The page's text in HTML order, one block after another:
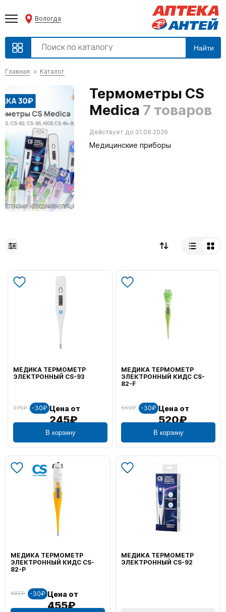
Вологда
Найти
Главная Каталог
Термометры CS
Medica 7 товаров
Действует до 31.08.2026
Медицинские приборы
МЕДИКА ТЕРМОМЕТР
ЭЛЕКТРОННЫЙ CS-93
275₽ -30₽ Цена от
245₽
В корзину
МЕДИКА ТЕРМОМЕТР
ЭЛЕКТРОННЫЙ КИДС CS-
82-F
550₽ -30₽ Цена от
520₽
В корзину
МЕДИКА ТЕРМОМЕТР
ЭЛЕКТРОННЫЙ КИДС CS-
82-P
485₽ -30₽ Цена от
455₽
МЕДИКА ТЕРМОМЕТР
ЭЛЕКТРОННЫЙ CS-92